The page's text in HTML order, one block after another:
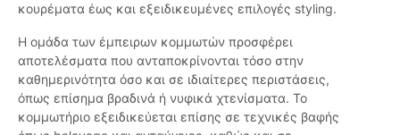
κουρέματα έως και εξειδικευμένες επιλογές styling.
Η ομάδα των έμπειρων κομμωτών προσφέρει
αποτελέσματα που ανταποκρίνονται τόσο στην
καθημερινότητα όσο και σε ιδιαίτερες περιστάσεις,
όπως επίσημα βραδινά ή νυφικά χτενίσματα. Το
κομμωτήριο εξειδικεύεται επίσης σε τεχνικές βαφής